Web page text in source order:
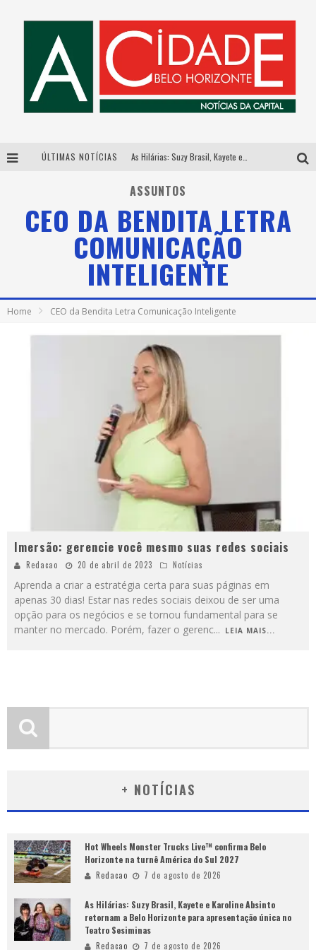
ÚLTIMAS NOTÍCIAS
Esplanada fica pequena e CÊ TÁ DOIDO FESTIVAL anuncia mudança para o gramado do Mineirão
Hot Wheels Monster Trucks Live™ confirma Belo Horizonte na turnê América do Sul 2027
ASSUNTOS
CEO DA BENDITA LETRA
COMUNICAÇÃO
INTELIGENTE
Home CEO da Bendita Letra Comunicação Inteligente
Imersão: gerencie você mesmo suas redes sociais
Redacao 20 de abril de 2023 Notícias
Aprenda a criar a estratégia certa para suas páginas em
apenas 30 dias! Estar nas redes sociais deixou de ser uma
opção para os negócios e se tornou fundamental para se
manter no mercado. Porém, fazer o gerenc... LEIA MAIS...
+ NOTÍCIAS
Hot Wheels Monster Trucks Live™ confirma Belo
Horizonte na turnê América do Sul 2027
Redacao 7 de agosto de 2026
As Hilárias: Suzy Brasil, Kayete e Karoline Absinto
retornam a Belo Horizonte para apresentação única no
Teatro Sesiminas
Redacao 7 de agosto de 2026